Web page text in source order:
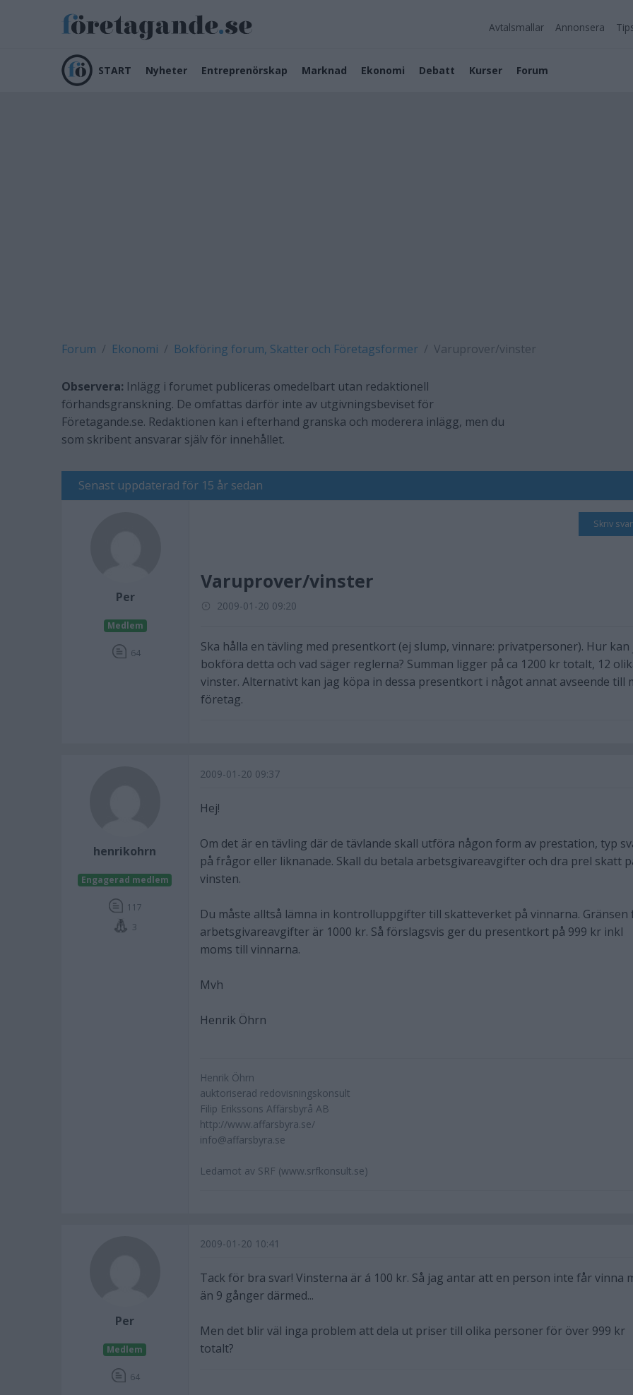
Avtalsmallar Annonsera
START Nyheter Entreprenörskap Marknad Ekonomi Debatt Kurser Forum
Forum Ekonomi Bokföring forum, Skatter och Företagsformer Varuprover/vinster
Observera: Inlägg i forumet publiceras omedelbart utan redaktionell
förhandsgranskning. De omfattas därför inte av utgivningsbeviset för
Företagande.se. Redaktionen kan i efterhand granska och moderera inlägg, men du
som skribent ansvarar själv för innehållet.
Senast uppdaterad för 15 år sedan
Per
Medlem
64
Skriv svar
Varuprover/vinster
2009-01-20 09:20
Ska hålla en tävling med presentkort (ej slump, vinnare: privatpersoner). Hur kan
bokföra detta och vad säger reglerna? Summan ligger på ca 1200 kr totalt, 12
vinster. Alternativt kan jag köpa in dessa presentkort i något annat avseende till
företag.
henrikohrn
Engagerad medlem
117
3
2009-01-20 09:37
Hej!
Om det är en tävling där de tävlande skall utföra någon form av prestation, typ
på frågor eller liknanade. Skall du betala arbetsgivareavgifter och dra prel skatt
vinsten.
Du måste alltså lämna in kontrolluppgifter till skatteverket på vinnarna. Gränsen
arbetsgivareavgifter är 1000 kr. Så förslagsvis ger du presentkort på 999 kr inkl
moms till vinnarna.
Mvh
Henrik Öhrn
Henrik Öhrn
auktoriserad redovisningskonsult
Filip Erikssons Affärsbyrå AB
http://www.affarsbyra.se/
info@affarsbyra.se
Ledamot av SRF (www.srfkonsult.se)
Per
Medlem
64
2009-01-20 10:41
Tack för bra svar! Vinsterna är á 100 kr. Så jag antar att en person inte får vinna
än 9 gånger därmed...
Men det blir väl inga problem att dela ut priser till olika personer för över 999 kr
totalt?